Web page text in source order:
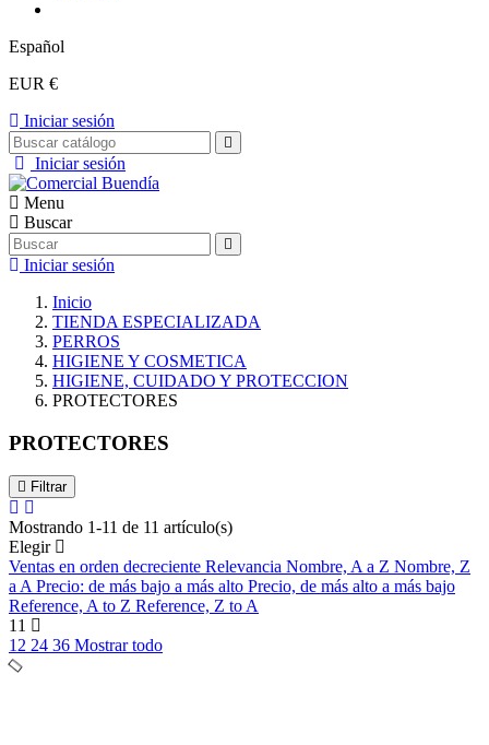
Español
EUR €
Iniciar sesión
Iniciar sesión
Menu
Buscar
Iniciar sesión
Inicio
TIENDA ESPECIALIZADA
PERROS
HIGIENE Y COSMETICA
HIGIENE, CUIDADO Y PROTECCION
PROTECTORES
PROTECTORES
Filtrar
Mostrando 1-11 de 11 artículo(s)
Elegir
Ventas en orden decreciente Relevancia Nombre, A a Z Nombre, Z
a APrecio: de más bajo a más alto Precio, de más alto a más bajo
Reference, A to Z Reference, Z to A
11
12 24 36 Mostrar todo